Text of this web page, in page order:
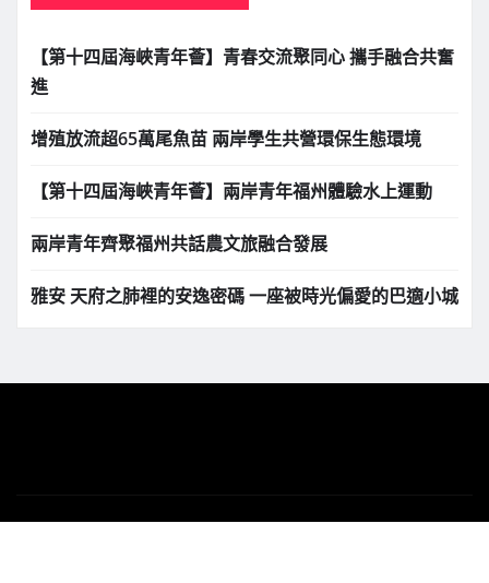
【第十四屆海峽青年薈】青春交流聚同心 攜手融合共奮
進
增殖放流超65萬尾魚苗 兩岸學生共營環保生態環境
【第十四屆海峽青年薈】兩岸青年福州體驗水上運動
兩岸青年齊聚福州共話農文旅融合發展
雅安 天府之肺裡的安逸密碼 一座被時光偏愛的巴適小城